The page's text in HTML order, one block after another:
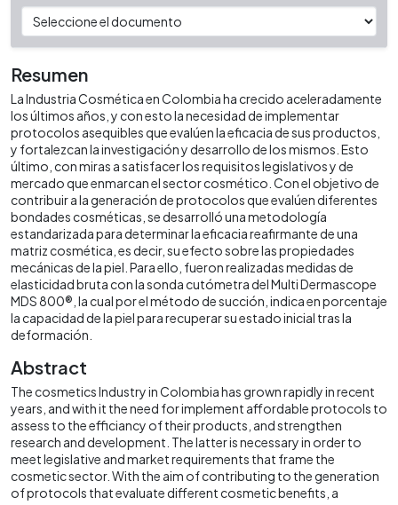
Resumen
La Industria Cosmética en Colombia ha crecido aceleradamente
los últimos años, y con esto la necesidad de implementar
protocolos asequibles que evalúen la eficacia de sus productos,
y fortalezcan la investigación y desarrollo de los mismos. Esto
último, con miras a satisfacer los requisitos legislativos y de
mercado que enmarcan el sector cosmético. Con el objetivo de
contribuir a la generación de protocolos que evalúen diferentes
bondades cosméticas, se desarrolló una metodología
estandarizada para determinar la eficacia reafirmante de una
matriz cosmética, es decir, su efecto sobre las propiedades
mecánicas de la piel. Para ello, fueron realizadas medidas de
elasticidad bruta con la sonda cutómetra del Multi Dermascope
MDS 800®, la cual por el método de succión, indica en porcentaje
la capacidad de la piel para recuperar su estado inicial tras la
deformación.
Abstract
The cosmetics Industry in Colombia has grown rapidly in recent
years, and with it the need for implement affordable protocols to
assess to the efficiancy of their products, and strengthen
research and development. The latter is necessary in order to
meet legislative and market requirements that frame the
cosmetic sector. With the aim of contributing to the generation
of protocols that evaluate different cosmetic benefits, a